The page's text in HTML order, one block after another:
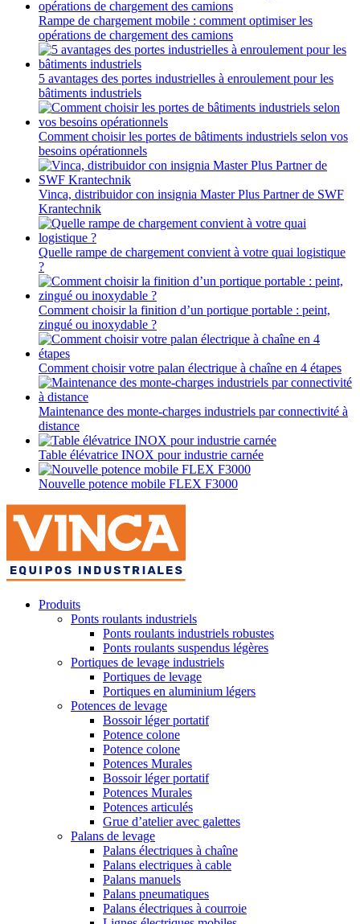
Rampe de chargement mobile : comment optimiser les
opérations de chargement des camions
5 avantages des portes industrielles à enroulement pour les
bâtiments industriels
Comment choisir les portes de bâtiments industriels selon vos
besoins opérationnels
Vinca, distribuidor con insignia Master Plus Partner de SWF
Krantechnik
Quelle rampe de chargement convient à votre quai logistique
?
Comment choisir la finition d’un portique portable : peint,
zingué ou inoxydable ?
Comment choisir votre palan électrique à chaîne en 4 étapes
Maintenance des monte-charges industriels par connectivité à
distance
Table élévatrice INOX pour industrie carnée
Nouvelle potence mobile FLEX F3000
Produits
Ponts roulants industriels
Ponts roulants industriels robustes
Ponts roulants suspendus légères
Portiques de levage industriels
Portiques de levage
Portiques en aluminium légers
Potences de levage
Bossoir léger portatif
Potence colone
Potence colone
Potences Murales
Bossoir léger portatif
Potences Murales
Potences articulés
Grue d’atelier avec galettes
Palans de levage
Palans électriques à chaîne
Palans electriques à cable
Palans manuels
Palans pneumatiques
Palans électriques à courroie